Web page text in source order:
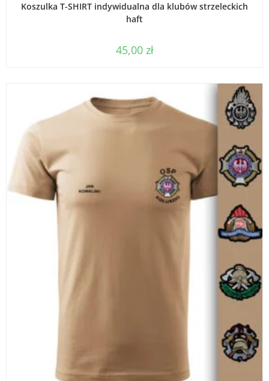
Koszulka T-SHIRT indywidualna dla klubów strzeleckich
haft
45,00 zł